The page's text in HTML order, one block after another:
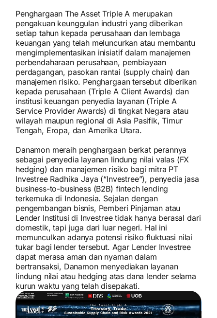
Penghargaan The Asset Triple A merupakan
pengakuan keunggulan industri yang diberikan
setiap tahun kepada perusahaan dan lembaga
keuangan yang telah meluncurkan atau membantu
mengimplementasikan inisiatif dalam manajemen
perbendaharaan perusahaan, pembiayaan
perdagangan, pasokan rantai (supply chain) dan
manajemen risiko. Penghargaan tersebut diberikan
kepada perusahaan (Triple A Client Awards) dan
institusi keuangan penyedia layanan (Triple A
Service Provider Awards) di tingkat Negara atau
wilayah maupun regional di Asia Pasifik, Timur
Tengah, Eropa, dan Amerika Utara.
Danamon meraih penghargaan berkat perannya
sebagai penyedia layanan lindung nilai valas (FX
hedging) dan manajemen risiko bagi mitra PT
Investree Radhika Jaya (“Investree”), penyedia jasa
business-to-business (B2B) fintech lending
terkemuka di Indonesia. Sejalan dengan
pengembangan bisnis, Pemberi Pinjaman atau
Lender Institusi di Investree tidak hanya berasal dari
domestik, tapi juga dari luar negeri. Hal ini
memunculkan adanya potensi risiko fluktuasi nilai
tukar bagi lender tersebut. Agar Lender Investree
dapat merasa aman dan nyaman dalam
bertransaksi, Danamon menyediakan layanan
lindung nilai atau hedging atas dana lender selama
kurun waktu yang telah disepakati.